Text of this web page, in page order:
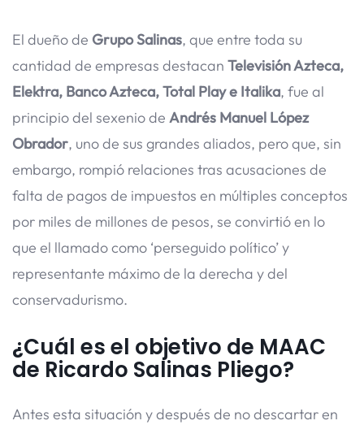
El dueño de Grupo Salinas, que entre toda su
cantidad de empresas destacan Televisión Azteca,
Elektra, Banco Azteca, Total Play e Italika, fue al
principio del sexenio de Andrés Manuel López
Obrador, uno de sus grandes aliados, pero que, sin
embargo, rompió relaciones tras acusaciones de
falta de pagos de impuestos en múltiples conceptos
por miles de millones de pesos, se convirtió en lo
que el llamado como ‘perseguido político’ y
representante máximo de la derecha y del
conservadurismo.
¿Cuál es el objetivo de MAAC
de Ricardo Salinas Pliego?
Antes esta situación y después de no descartar en